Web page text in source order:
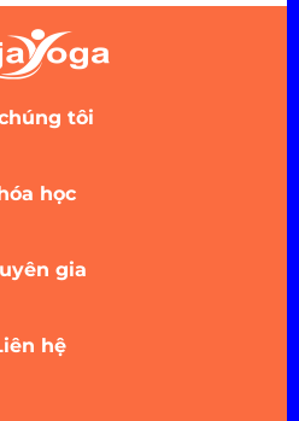
tôi
học
gia
hệ